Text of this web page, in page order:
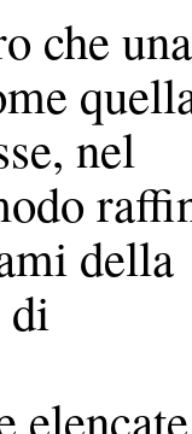
che una
nel
della
di